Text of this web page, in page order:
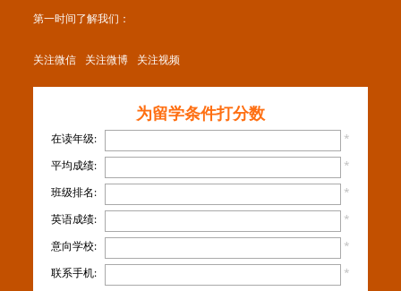
第一时间了解我们：
关注微信 关注微博 关注视频
为留学条件打分数
在读年级:
*
平均成绩:
*
班级排名:
*
英语成绩:
*
意向学校:
*
联系手机:
*